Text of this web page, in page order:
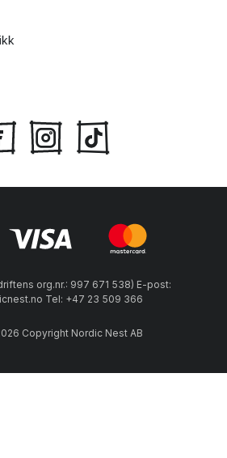
org.nr.: 997 671 538) E-post:
Tel: +47 23 509 366
Copyright Nordic Nest AB